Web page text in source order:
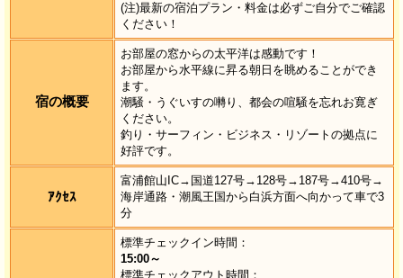
(注)最新の宿泊プラン・料金は必ずご自分でご確認
ください！
宿の概要
お部屋の窓からの太平洋は感動です！
お部屋から水平線に昇る朝日を眺めることができ
ます。
潮騒・うぐいすの囀り、都会の喧騒を忘れお寛ぎ
ください。
釣り・サーフィン・ビジネス・リゾートの拠点に
好評です。
ｱｸｾｽ
富浦館山IC→国道127号→128号→187号→410号→
海岸通路・潮風王国から白浜方面へ向かって車で3
分
標準チェックイン時間：
15:00～
標準チェックアウト時間：